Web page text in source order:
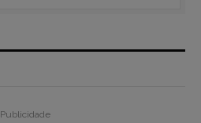
Publicidade